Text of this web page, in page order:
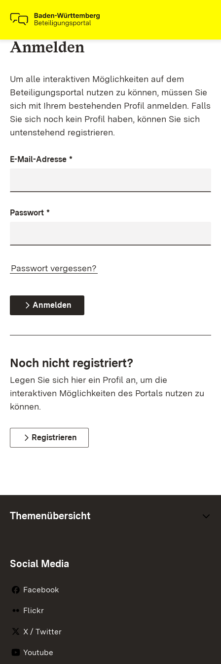
Anmelden
Um alle interaktiven Möglichkeiten auf dem
Beteiligungsportal nutzen zu können, müssen Sie
sich mit Ihrem bestehenden Profil anmelden. Falls
Sie sich noch kein Profil haben, können Sie sich
untenstehend registrieren.
E-Mail-Adresse *
Passwort *
Passwort vergessen?
Anmelden
Noch nicht registriert?
Legen Sie sich hier ein Profil an, um die
interaktiven Möglichkeiten des Portals nutzen zu
können.
Registrieren
Themenübersicht
Social Media
Facebook
Flickr
X / Twitter
Youtube